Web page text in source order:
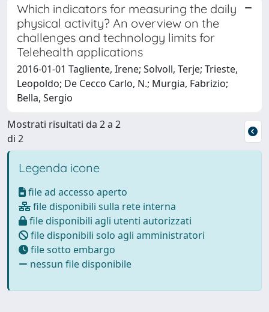
Which indicators for measuring the daily
physical activity? An overview on the
challenges and technology limits for
Telehealth applications
2016-01-01 Tagliente, Irene; Solvoll, Terje; Trieste,
Leopoldo; De Cecco Carlo, N.; Murgia, Fabrizio;
Bella, Sergio
Mostrati risultati da 2 a 2
di 2
Legenda icone
file ad accesso aperto
file disponibili sulla rete interna
file disponibili agli utenti autorizzati
file disponibili solo agli amministratori
file sotto embargo
nessun file disponibile